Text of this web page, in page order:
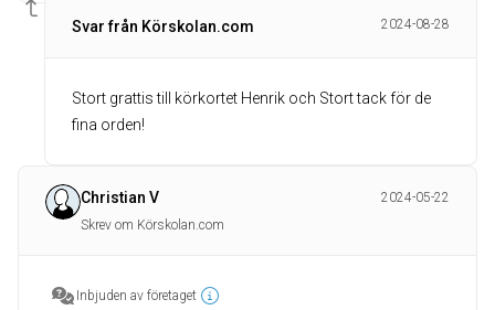
Svar från Körskolan.com 2024-08-28
Stort grattis till körkortet Henrik och Stort tack för de
Christian V
2024-05-22
Skrev om Körskolan.com
Inbjuden av företaget